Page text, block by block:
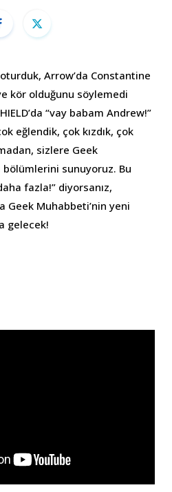
Arrow’da Constantine
kör olduğunu söylemedi
“vay babam Andrew!”
eğlendik, çok kızdık, çok
sizlere Geek
sunuyoruz. Bu
fazla!” diyorsanız,
Geek Muhabbeti’nin yeni
gelecek!